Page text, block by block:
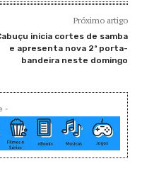
Próximo artigo
inicia cortes de samba
e apresenta nova 2ª porta-
bandeira neste domingo
-